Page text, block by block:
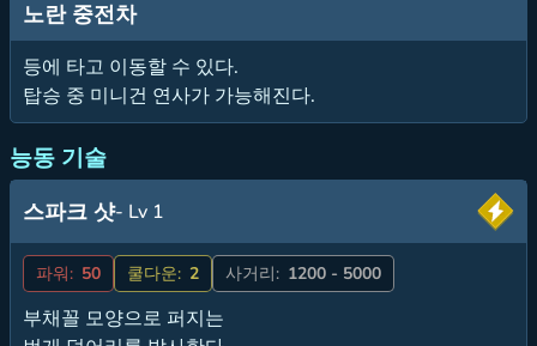
노란 중전차
등에 타고 이동할 수 있다.
탑승 중 미니건 연사가 가능해진다.
능동 기술
스파크 샷- Lv 1
파워: 50 쿨다운: 2 사거리: 1200 - 5000
부채꼴 모양으로 퍼지는